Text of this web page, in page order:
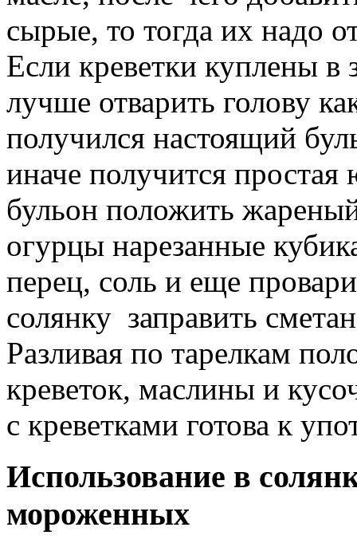
сырые, то тогда их надо
Если креветки куплены в
лучше отварить голову
получился настоящий
иначе получится
бульон положить
огурцы нарезанные
перец, соль и еще
солянку заправить
Разливая по тарелкам
креветок, маслины и
с креветками готова к
Использование в
мороженных